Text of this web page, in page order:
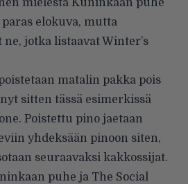
elokuva, mutta
jotka listaavat Winter’s
matalin pakka pois
sitten tässä esimerkissä
Poistettu pino jaetaan
yhdeksään pinoon siten,
seuraavaksi kakkossijat.
puhe ja The Social